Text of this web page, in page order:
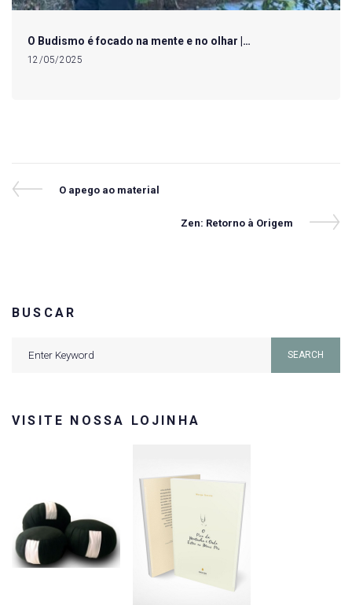
O Budismo é focado na mente e no olhar |…
12/05/2025
Navegação
Previous
O apego ao material
Next
Zen: Retorno à Origem
BUSCAR
SEARCH
VISITE NOSSA LOJINHA